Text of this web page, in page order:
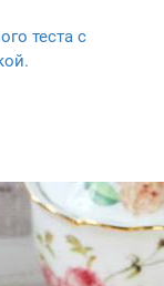
теста с